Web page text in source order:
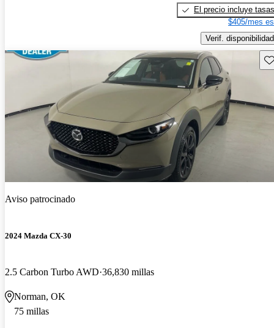
El precio incluye tasas
$405/mes
Verif. disponibilidad
Aviso patrocinado
2024 Mazda CX-30
2.5 Carbon Turbo AWD 36,830 millas
Norman, OK
75 millas